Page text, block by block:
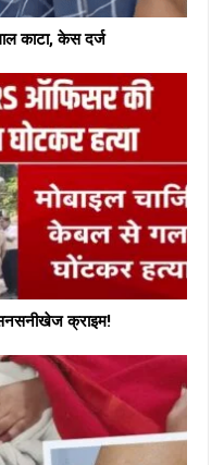
काटा, केस दर्ज
क्राइम!